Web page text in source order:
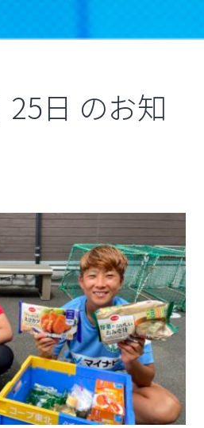
25日 のお知